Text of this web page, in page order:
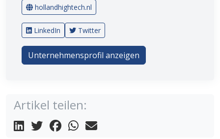
hollandhightech.nl
LinkedIn Twitter
Unternehmensprofil anzeigen
Artikel teilen: